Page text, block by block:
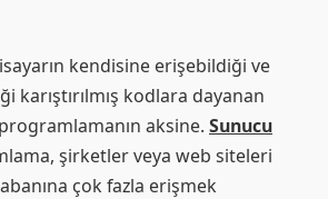
kendisine erişebildiği ve
karıştırılmış kodlara dayanan
aksine. Sunucu
şirketler veya web siteleri
çok fazla erişmek